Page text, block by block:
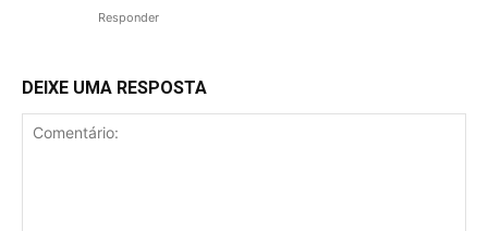
Responder
DEIXE UMA RESPOSTA